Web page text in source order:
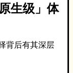
生级」体
背后有其深层